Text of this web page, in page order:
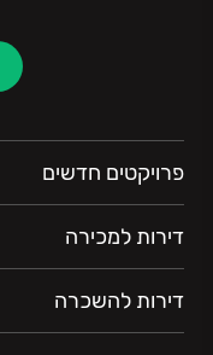
פרויקטים חדשים
דירות למכירה
דירות להשכרה